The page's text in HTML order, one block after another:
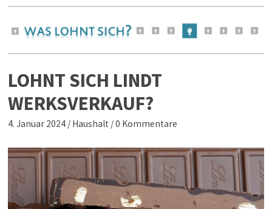
LOHNT SICH LINDT
WERKSVERKAUF?
4. Januar 2024 / Haushalt /0 Kommentare